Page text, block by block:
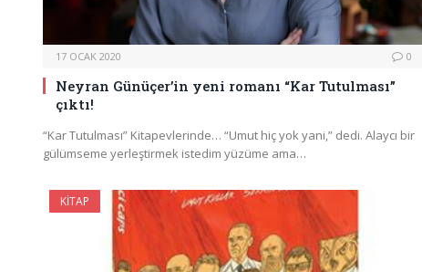
17 OCAK 2020 0
Neyran Günüçer’in yeni romanı “Kar Tutulması”
çıktı!
“Kar Tutulması” Kitapevlerinde… “Umut hiç yok yani,” dedi. Alaycı bir
gülümseme yerleştirmek istedim yüzüme ama…
KITAP